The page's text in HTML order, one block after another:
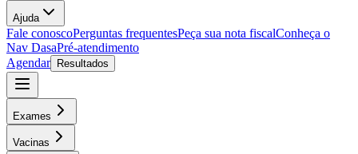
Ajuda
Fale conoscoPerguntas frequentesPeça sua nota fiscalConheça o
Nav DasaPré-atendimento
Agendar
Resultados
Exames
Vacinas